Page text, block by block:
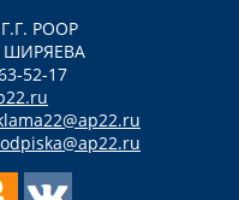
РООР
ШИРЯЕВА
52-17